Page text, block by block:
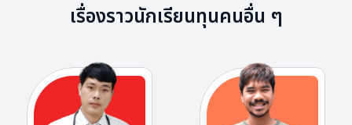
เรื่องราวนักเรียนทุนคนอื่น ๆ